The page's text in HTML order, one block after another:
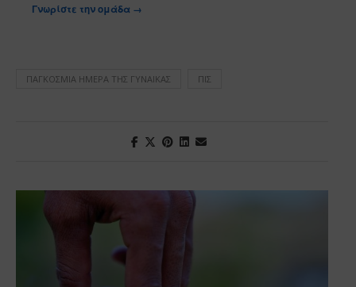
Γνωρίστε την ομάδα →
ΠΑΓΚΌΣΜΙΑ ΗΜΈΡΑ ΤΗΣ ΓΥΝΑΊΚΑΣ ΠΙΣ